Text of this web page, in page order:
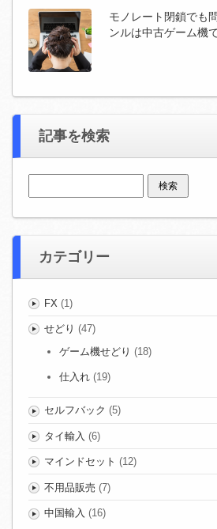
モノレート閉鎖でも
ンルは中古ゲーム機
記事を検索
カテゴリー
FX (1)
せどり (47)
ゲーム機せどり (18)
仕入れ (19)
セルフバック (5)
タイ輸入 (6)
マインドセット (12)
不用品販売 (7)
中国輸入 (16)